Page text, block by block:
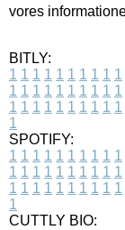
vores
BITLY:
1 1 1 1 1 1 1 1 1 1
1 1 1 1 1 1 1 1 1 1
1 1 1 1 1 1 1 1 1 1
1
SPOTIFY:
1 1 1 1 1 1 1 1 1 1
1 1 1 1 1 1 1 1 1 1
1 1 1 1 1 1 1 1 1 1
1
CUTTLY BIO: